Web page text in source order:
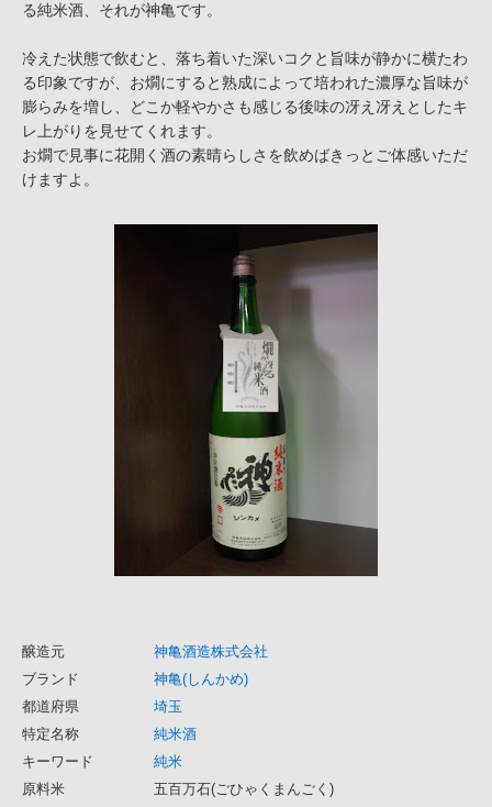
る純米酒、それが神亀です。
冷えた状態で飲むと、落ち着いた深いコクと旨味が静かに横たわ
る印象ですが、お燗にすると熟成によって培われた濃厚な旨味が
膨らみを増し、どこか軽やかさも感じる後味の冴え冴えとしたキ
レ上がりを見せてくれます。
お燗で見事に花開く酒の素晴らしさを飲めばきっとご体感いただ
けますよ。
醸造元
神亀酒造株式会社
ブランド
神亀(しんかめ)
都道府県
埼玉
特定名称
純米酒
キーワード
純米
原料米
五百万石(ごひゃくまんごく)